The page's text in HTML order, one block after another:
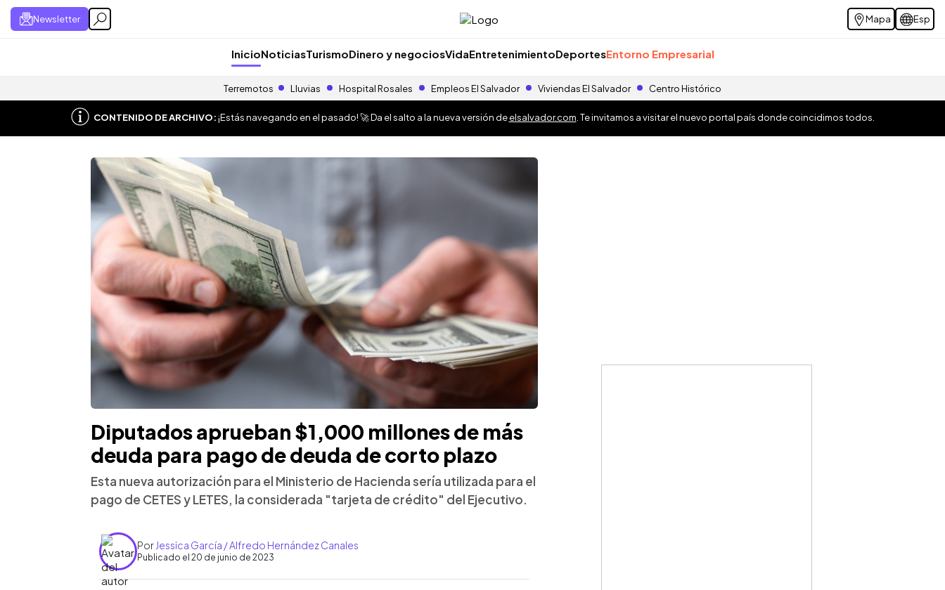
Newsletter Mapa Esp
InicioNoticiasTurismoDinero y negociosVidaEntretenimientoDeportesEntorno Empresarial
Terremotos Lluvias Hospital Rosales Empleos El Salvador Viviendas El Salvador Centro Histórico
CONTENIDO DE ARCHIVO:¡Estás navegando en el pasado! 🚀 Da el salto a la nueva versión deelsalvador.com . Te invitamos a visitar el nuevo portal país donde coincidimos todos.
Diputados aprueban $1,000 millones de más
deuda para pago de deuda de corto plazo
Esta nueva autorización para el Ministerio de Hacienda sería utilizada para el
pago de CETES y LETES, la considerada "tarjeta de crédito" del Ejecutivo.
Por Jessica García / Alfredo Hernández Canales
Publicado el 20 de junio de 2023